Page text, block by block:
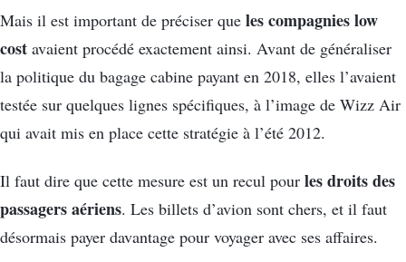
Mais il est important de préciser que les compagnies low
cost avaient procédé exactement ainsi. Avant de généraliser
la politique du bagage cabine payant en 2018, elles l’avaient
testée sur quelques lignes spécifiques, à l’image de Wizz Air
qui avait mis en place cette stratégie à l’été 2012.
Il faut dire que cette mesure est un recul pour les droits des
passagers aériens. Les billets d’avion sont chers, et il faut
désormais payer davantage pour voyager avec ses affaires.